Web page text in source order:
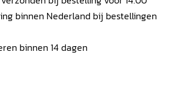
binnen Nederland bij bestellingen
binnen 14 dagen